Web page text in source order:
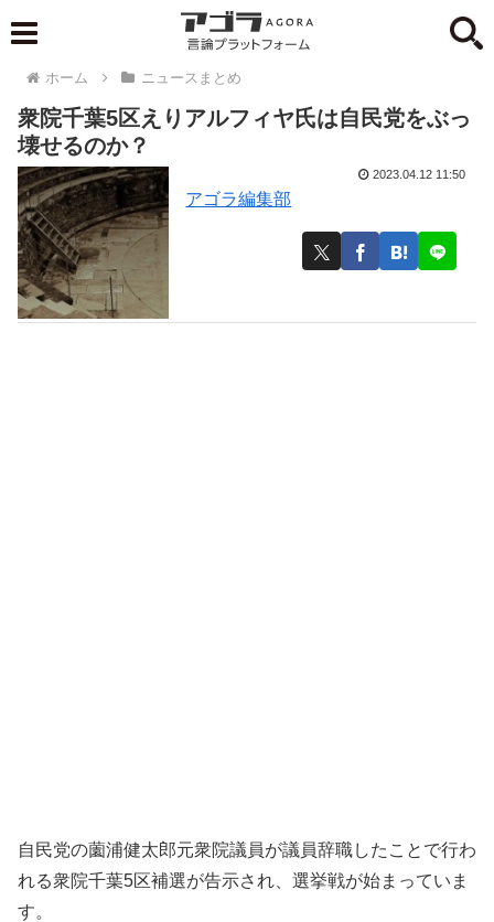
ホーム ニュースまとめ
衆院千葉5区えりアルフィヤ氏は自民党をぶっ
壊せるのか？
アゴラ編集部
2023.04.12 11:50
自民党の薗浦健太郎元衆院議員が議員辞職したことで行わ
れる衆院千葉5区補選が告示され、選挙戦が始まっていま
す。